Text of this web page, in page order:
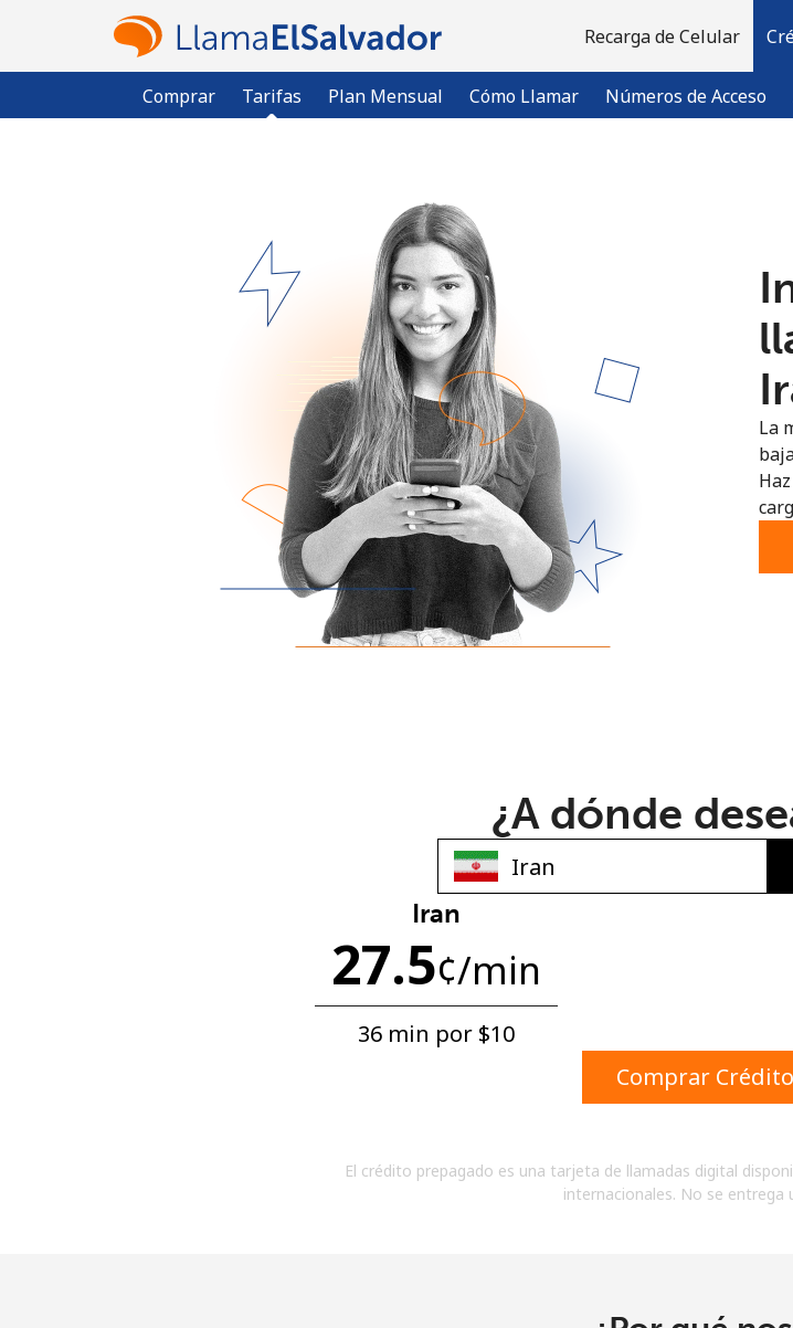
Recarga de Celular
Comprar Tarifas Plan Mensual Cómo Llamar Números de Acceso
¿Ya tienes una cuenta?
Regístrate
Una letra mayúscula y una
acuerdo con estos
Términos y
La
¿A dónde
Iran
27.5¢/min
36 min por ⁦$10⁩
Comprar
El crédito prepagado es una tarjeta de llamadas digital
internacionales. No se entrega